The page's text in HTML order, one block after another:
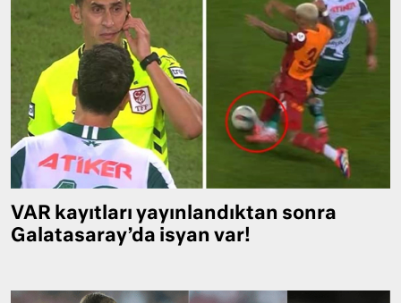
VAR kayıtları yayınlandıktan sonra
Galatasaray’da isyan var!